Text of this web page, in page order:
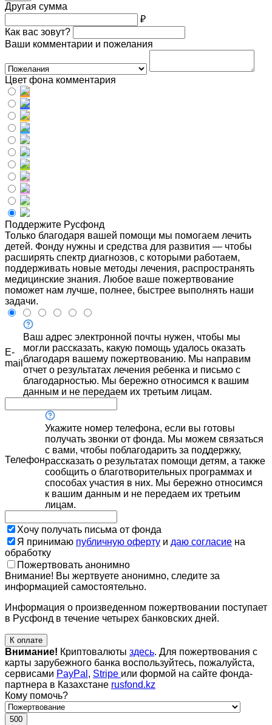
Другая сумма
₽
Как вас зовут?
Ваши комментарии и пожелания
Цвет фона комментария
Поддержите Русфонд
Только благодаря вашей помощи мы помогаем лечить
детей. Фонду нужны и средства для развития — чтобы
расширять спектр диагнозов, с которыми работаем,
поддерживать новые методы лечения, распространять
медицинские знания. Любое ваше пожертвование
поможет нам лучше, полнее, быстрее выполнять наши
задачи.
E-
mail
Ваш адрес электронной почты нужен, чтобы мы
могли рассказать, какую помощь удалось оказать
благодаря вашему пожертвованию. Мы направим
отчет о результатах лечения ребенка и письмо с
благодарностью. Мы бережно относимся к вашим
данным и не передаем их третьим лицам.
Телефон
Укажите номер телефона, если вы готовы
получать звонки от фонда. Мы можем связаться
с вами, чтобы поблагодарить за поддержку,
рассказать о результатах помощи детям, а также
сообщить о благотворительных программах и
способах участия в них. Мы бережно относимся
к вашим данным и не передаем их третьим
лицам.
Хочу получать письма от фонда
Я принимаю публичную оферту и даю согласие на
обработку
Пожертвовать анонимно
Внимание! Вы жертвуете анонимно, следите за
информацией самостоятельно.
Информация о произведенном пожертвовании поступает
в Русфонд в течение четырех банковских дней.
К оплате
Внимание! Криптовалюты здесь. Для пожертвования с
карты зарубежного банка воспользуйтесь, пожалуйста,
сервисами PayPal , Stripe или формой на сайте фонда-
партнера в Казахстане rusfond.kz
Кому помочь?
500